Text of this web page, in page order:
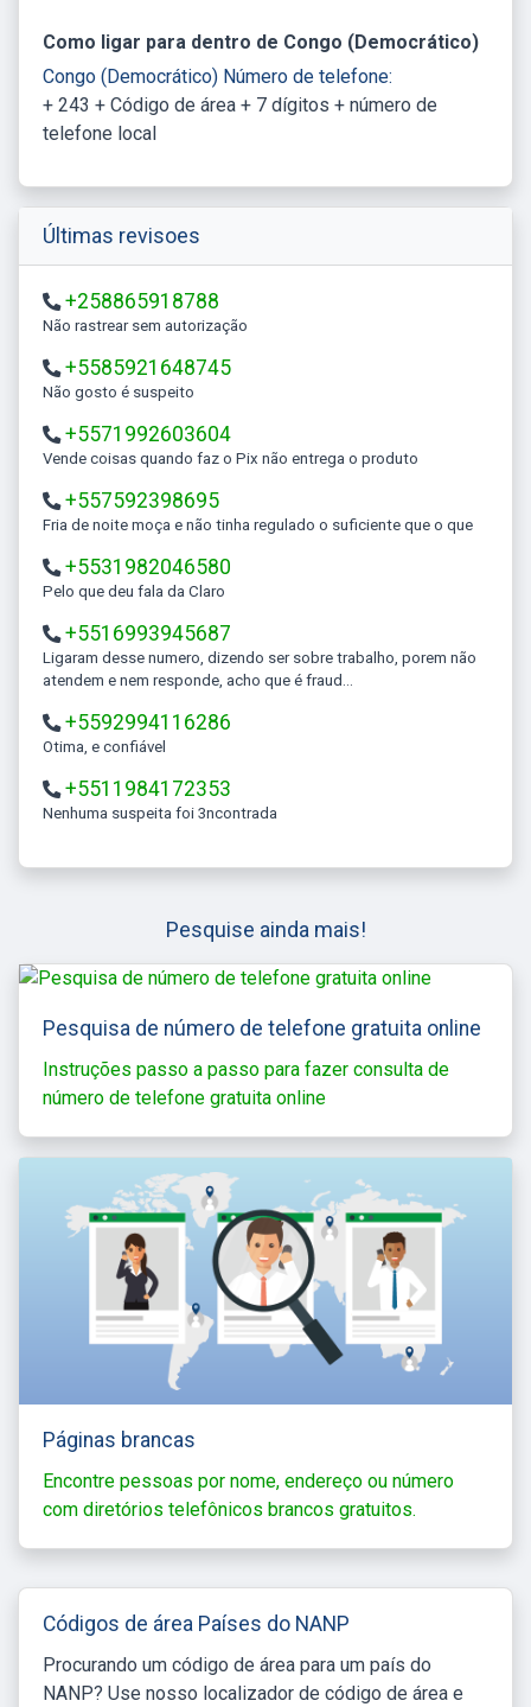
Como ligar para dentro de Congo (Democrático)
Congo (Democrático) Número de telefone:
+ 243 + Código de área + 7 dígitos + número de
telefone local
Últimas revisoes
+258865918788
Não rastrear sem autorização
+5585921648745
Não gosto é suspeito
+5571992603604
Vende coisas quando faz o Pix não entrega o produto
+557592398695
Fria de noite moça e não tinha regulado o suficiente que o que
+5531982046580
Pelo que deu fala da Claro
+5516993945687
Ligaram desse numero, dizendo ser sobre trabalho, porem não
atendem e nem responde, acho que é fraud...
+5592994116286
Otima, e confiável
+5511984172353
Nenhuma suspeita foi 3ncontrada
Pesquise ainda mais!
Pesquisa de número de telefone gratuita online
Instruções passo a passo para fazer consulta de
número de telefone gratuita online
Páginas brancas
Encontre pessoas por nome, endereço ou número
com diretórios telefônicos brancos gratuitos.
Códigos de área Países do NANP
Procurando um código de área para um país do
NANP? Use nosso localizador de código de área e